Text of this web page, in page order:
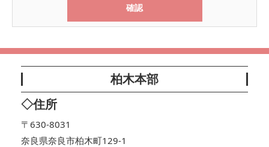
柏木本部
◇住所
〒630-8031
奈良県奈良市柏木町129-1